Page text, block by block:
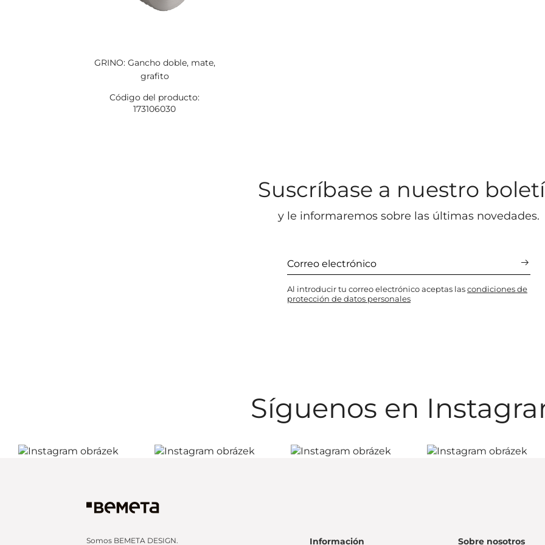
GRINO: Gancho doble, mate,
grafito
Código del producto:
173106030
Suscríbase a nuestro
y le informaremos sobre las últimas novedades.
Al introducir tu correo electrónico aceptas lascondiciones de
protección de datos personales
Síguenos en
Somos BEMETA DESIGN. Información Sobre nosotros